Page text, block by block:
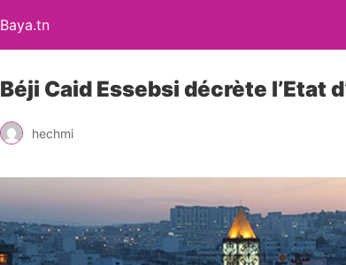
Baya.tn
Béji Caid Essebsi décrète l’Etat
hechmi